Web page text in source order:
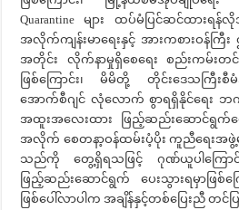
Quarantine များ ထပ်မံပြင်ဆင်ထား
အလိုက်ကျန်းမာရေးနှင့် အားကစားဝန်ကြီ
အတိုင်း လိုက်နာမှုရှိစေရေး စည်းကမ်းတ
ဖြစ်ကြောင်း၊ မိမိတို့ တိုင်းဒေသကြီးစီမံ
အောက်စီဂျင် လုံလောက် စွာရရှိနိုင်ရေး ဘက်ပ
အထူးအလေးထား ဖြည့်ဆည်းဆောင်ရွက်ပ
အလိုက် စေတနာ့ဝန်ထမ်းပံ့ပိုး ကူညီရေးအဖွဲ့မျာ
သည်ကို တွေ့ရှိရသဖြင့် ဂုဏ်ယူပါကြောင်
ဖြည့်ဆည်းဆောင်ရွက် ပေးသွားရမှာဖြစ်ကြေ
ဖြစ်ပေါ်လာပါက အချိန်နှင့်တစ်ပြေးညီ တင်ပ